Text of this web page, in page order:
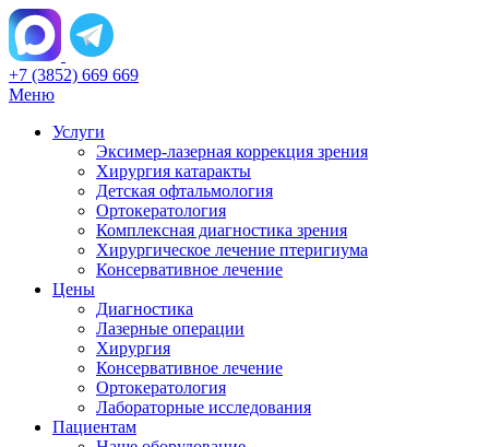
+7 (3852) 669 669
Меню
Услуги
Эксимер-лазерная коррекция зрения
Хирургия катаракты
Детская офтальмология
Ортокератология
Комплексная диагностика зрения
Хирургическое лечение птеригиума
Консервативное лечение
Цены
Диагностика
Лазерные операции
Хирургия
Консервативное лечение
Ортокератология
Лабораторные исследования
Пациентам